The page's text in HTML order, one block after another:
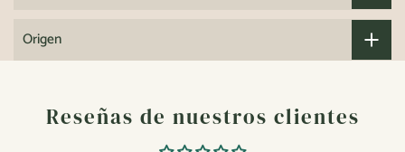
Origen
Reseñas de nuestros clientes